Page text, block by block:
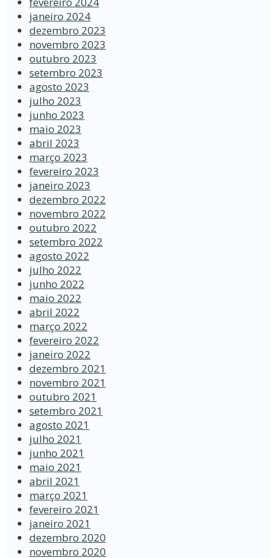
janeiro 2024
dezembro 2023
novembro 2023
outubro 2023
setembro 2023
agosto 2023
julho 2023
junho 2023
maio 2023
abril 2023
março 2023
fevereiro 2023
janeiro 2023
dezembro 2022
novembro 2022
outubro 2022
setembro 2022
agosto 2022
julho 2022
junho 2022
maio 2022
abril 2022
março 2022
fevereiro 2022
janeiro 2022
dezembro 2021
novembro 2021
outubro 2021
setembro 2021
agosto 2021
julho 2021
junho 2021
maio 2021
abril 2021
março 2021
fevereiro 2021
janeiro 2021
dezembro 2020
novembro 2020